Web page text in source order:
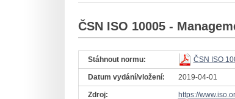
ČSN ISO 10005-
Stáhnout normu: ČSN ISO
Datum vydání/vložení: 2019-04-01
Zdroj: https://